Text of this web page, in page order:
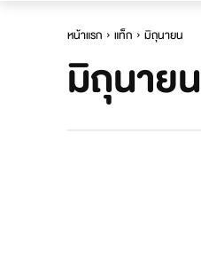
หน้าแรก แท็ก มิถุนายน
มิถุนายน